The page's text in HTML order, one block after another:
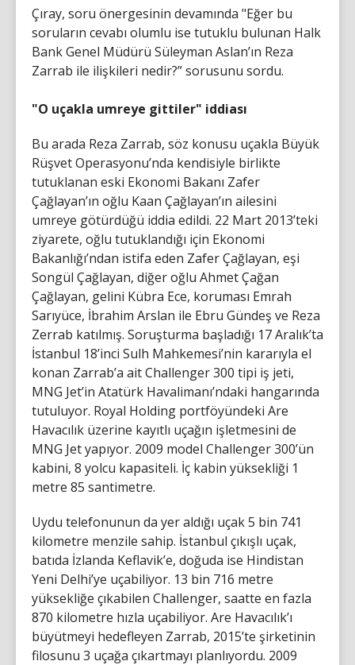
Çıray, soru önergesinin devamında "Eğer bu
soruların cevabı olumlu ise tutuklu bulunan Halk
Bank Genel Müdürü Süleyman Aslan’ın Reza
Zarrab ile ilişkileri nedir?” sorusunu sordu.
"O uçakla umreye gittiler" iddiası
Bu arada Reza Zarrab, söz konusu uçakla Büyük
Rüşvet Operasyonu’nda kendisiyle birlikte
tutuklanan eski Ekonomi Bakanı Zafer
Çağlayan’ın oğlu Kaan Çağlayan’ın ailesini
umreye götürdüğü iddia edildi. 22 Mart 2013’teki
ziyarete, oğlu tutuklandığı için Ekonomi
Bakanlığı’ndan istifa eden Zafer Çağlayan, eşi
Songül Çağlayan, diğer oğlu Ahmet Çağan
Çağlayan, gelini Kübra Ece, koruması Emrah
Sarıyüce, İbrahim Arslan ile Ebru Gündeş ve Reza
Zerrab katılmış. Soruşturma başladığı 17 Aralık’ta
İstanbul 18’inci Sulh Mahkemesi’nin kararıyla el
konan Zarrab’a ait Challenger 300 tipi iş jeti,
MNG Jet’in Atatürk Havalimanı’ndaki hangarında
tutuluyor. Royal Holding portföyündeki Are
Havacılık üzerine kayıtlı uçağın işletmesini de
MNG Jet yapıyor. 2009 model Challenger 300’ün
kabini, 8 yolcu kapasiteli. İç kabin yüksekliği 1
metre 85 santimetre.
Uydu telefonunun da yer aldığı uçak 5 bin 741
kilometre menzile sahip. İstanbul çıkışlı uçak,
batıda İzlanda Keflavik’e, doğuda ise Hindistan
Yeni Delhi’ye uçabiliyor. 13 bin 716 metre
yüksekliğe çıkabilen Challenger, saatte en fazla
870 kilometre hızla uçabiliyor. Are Havacılık’ı
büyütmeyi hedefleyen Zarrab, 2015’te şirketinin
filosunu 3 uçağa çıkartmayı planlıyordu. 2009